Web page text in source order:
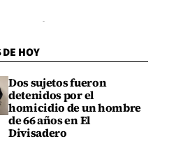
HOY
Dos sujetos fueron
detenidos por el
homicidio de un hombre
de 66 años en El
Divisadero